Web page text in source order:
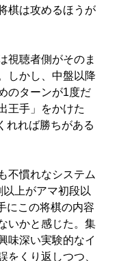
棋は攻めるほうが
視聴者側がそのま
しかし、中盤以降
のターンが1度だ
王手」をかけた
れれば勝ちがある
不慣れなシステム
上がアマ初段以
にこの将棋の内容
いかと感じた。集
味深い実験的なイ
をくり返しつつ、